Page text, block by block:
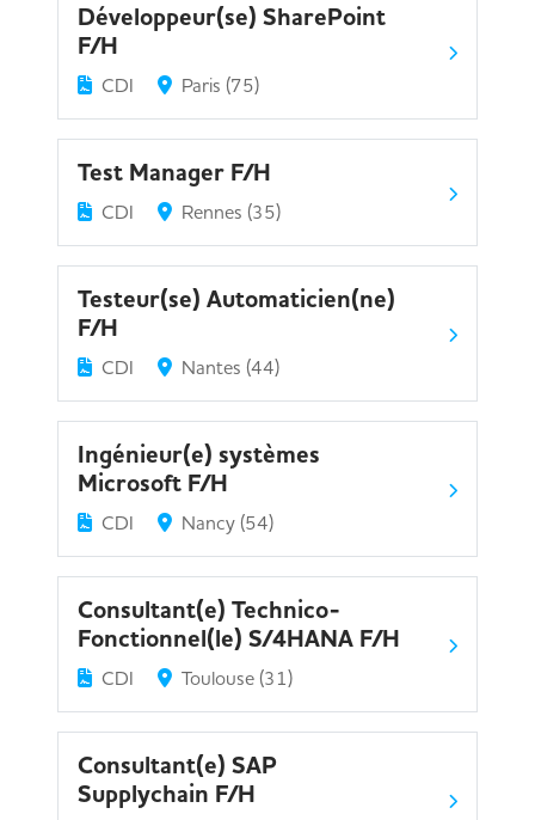
Développeur(se) SharePoint
F/H
CDI Paris (75)
Test Manager F/H
CDI Rennes (35)
Testeur(se) Automaticien(ne)
F/H
CDI Nantes (44)
Ingénieur(e) systèmes
Microsoft F/H
CDI Nancy (54)
Consultant(e) Technico-
Fonctionnel(le) S/4HANA F/H
CDI Toulouse (31)
Consultant(e) SAP
Supplychain F/H